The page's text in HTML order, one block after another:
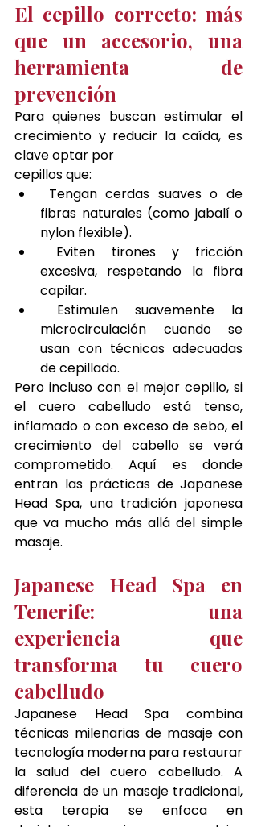
El cepillo correcto: más
que un accesorio, una
herramienta de
prevención
Para quienes buscan estimular el
crecimiento y reducir la caída, es
clave optar por
cepillos que:
Tengan cerdas suaves o de
fibras naturales (como jabalí o
nylon flexible).
Eviten tirones y fricción
excesiva, respetando la fibra
capilar.
Estimulen suavemente la
microcirculación cuando se
usan con técnicas adecuadas
de cepillado.
Pero incluso con el mejor cepillo, si
el cuero cabelludo está tenso,
inflamado o con exceso de sebo, el
crecimiento del cabello se verá
comprometido. Aquí es donde
entran las prácticas de Japanese
Head Spa, una tradición japonesa
que va mucho más allá del simple
masaje.
Japanese Head Spa en
Tenerife: una
experiencia que
transforma tu cuero
cabelludo
Japanese Head Spa combina
técnicas milenarias de masaje con
tecnología moderna para restaurar
la salud del cuero cabelludo. A
diferencia de un masaje tradicional,
esta terapia se enfoca en